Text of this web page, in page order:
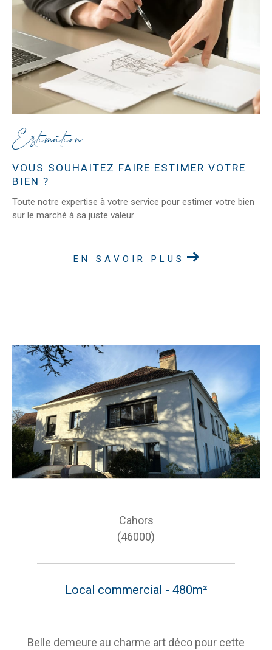
Estimation
VOUS SOUHAITEZ FAIRE ESTIMER VOTRE
BIEN ?
Toute notre expertise à votre service pour estimer votre bien
sur le marché à sa juste valeur
EN SAVOIR PLUS
Cahors
(46000)
Local commercial - 480m²
Belle demeure au charme art déco pour cette